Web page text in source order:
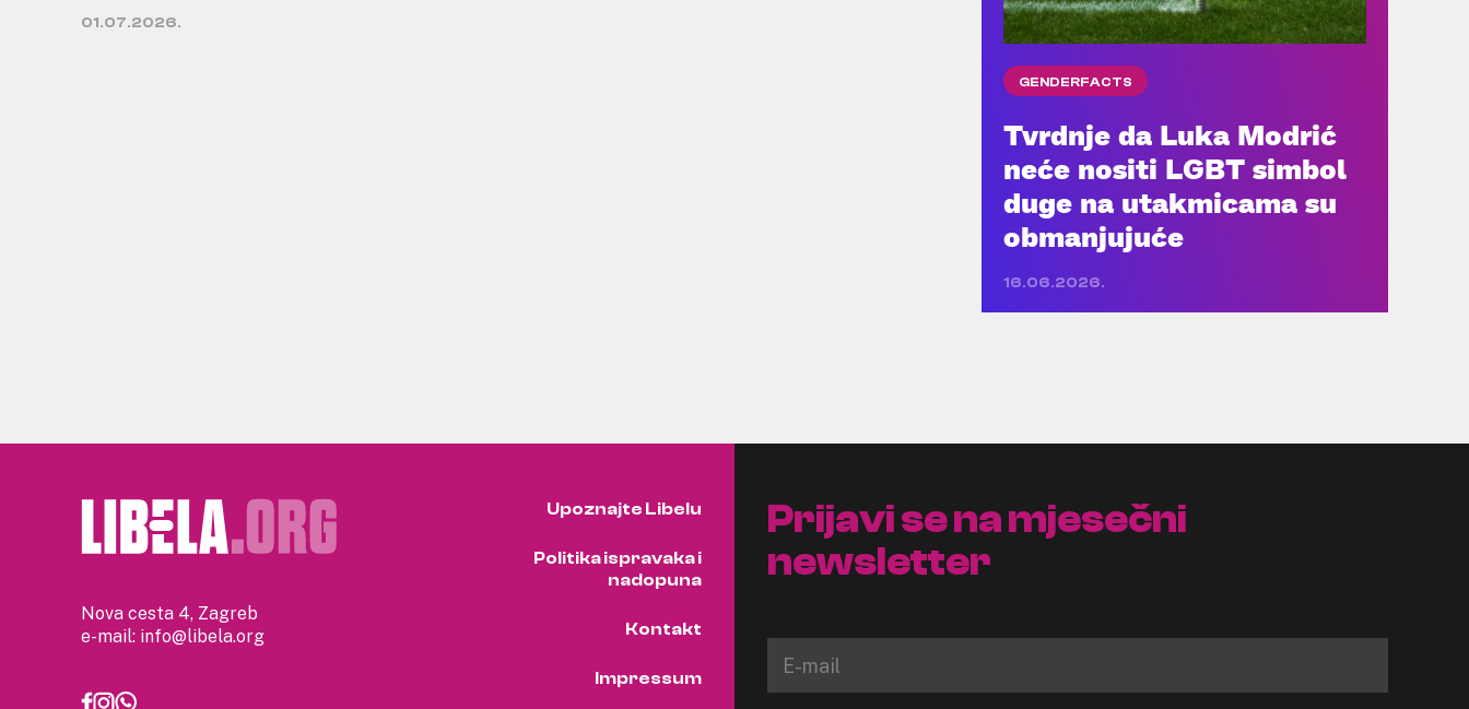
01.07.2026.
GENDERFACTS
Tvrdnje da Luka Modrić
neće nositi LGBT simbol
duge na utakmicama su
obmanjujuće
16.06.2026.
Nova cesta 4, Zagreb
e-mail: info@libela.org
Upoznajte Libelu
Politika ispravaka i
nadopuna
Kontakt
Impressum
Prijavi se na mjesečni
newsletter